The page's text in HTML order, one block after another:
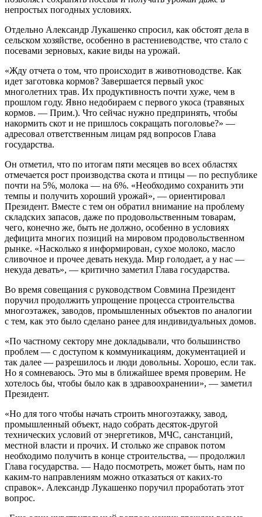
непростых погодных условиях.
Отдельно Александр Лукашенко спросил, как обстоят дела в
сельском хозяйстве, особенно в растениеводстве, что стало с
посевами зерновых, какие виды на урожай.
«Жду отчета о том, что происходит в животноводстве. Как
идет заготовка кормов? Завершается первый укос
многолетних трав. Их продуктивность почти хуже, чем в
прошлом году. Явно недобираем с первого укоса (травяных
кормов. — Прим.). Что сейчас нужно предпринять, чтобы
накормить скот и не пришлось сокращать поголовье?» —
адресовал ответственным лицам ряд вопросов Глава
государства.
Он отметил, что по итогам пяти месяцев во всех областях
отмечается рост производства скота и птицы — по республике
почти на 5%, молока — на 6%. «Необходимо сохранить эти
темпы и получить хороший урожай», — ориентировал
Президент. Вместе с тем он обратил внимание на проблему
складских запасов, даже по продовольственным товарам,
чего, конечно же, быть не должно, особенно в условиях
дефицита многих позиций на мировом продовольственном
рынке. «Насколько я информирован, сухое молоко, масло
сливочное и прочее девать некуда. Мир голодает, а у нас —
некуда девать», — критично заметил Глава государства.
Во время совещания с руководством Совмина Президент
поручил продолжить упрощение процесса строительства
многоэтажек, заводов, промышленных объектов по аналогии
с тем, как это было сделано ранее для индивидуальных домов.
«По частному сектору мне докладывали, что большинство
проблем — с доступом к коммуникациям, документацией и
так далее — разрешилось и люди довольны. Хорошо, если так.
Но я сомневаюсь. Это мы в ближайшее время проверим. Не
хотелось бы, чтобы было как в здравоохранении», — заметил
Президент.
«Но для того чтобы начать строить многоэтажку, завод,
промышленный объект, надо собрать десяток-другой
технических условий от энергетиков, МЧС, санстанций,
местной власти и прочих. И столько же справок потом
необходимо получить в конце строительства, — продолжил
Глава государства. — Надо посмотреть, может быть, нам по
каким-то направлениям можно отказаться от каких-то
справок». Александр Лукашенко поручил проработать этот
вопрос.